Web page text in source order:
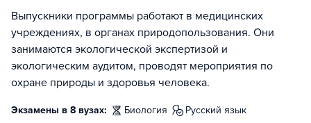
Выпускники программы работают в медицинских
учреждениях, в органах природопользования. Они
занимаются экологической экспертизой и
экологическим аудитом, проводят мероприятия по
охране природы и здоровья человека.
Экзамены в 8 вузах: биология
русский язык